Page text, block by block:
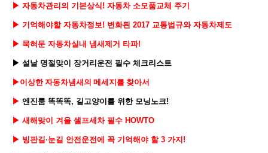
▶ 자동차관리의 기본상식! 자동차 소모품교체 주기
▶ 기억해야할 자동차정보! 변화된 2017 교통법규와 자동차제도
▶ 묵혀둔 자동차실내 냄새제거 타파!
▶ 설날 명절맞이 장거리운전 필수 체크리스트
▶ 이상한 자동차냄새의 메세지를 찾아서
▶ 엔진룸 똑똑똑, 길고양이를 위한 모닝노크!
▶ 새해맞이 겨울 셀프세차 필수 HOWTO
▶ 빙판길·눈길 안전운전에 꼭 기억해야 할 3 가지!